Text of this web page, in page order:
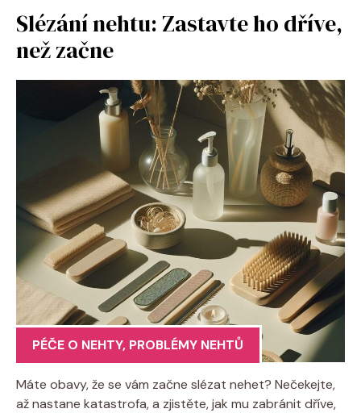
Slézání nehtu: Zastavte ho dříve,
než začne
PÉČE O NEHTY, PROBLÉMY NEHTŮ
Máte obavy, že se vám začne slézat nehet? Nečekejte,
až nastane katastrofa, a zjistěte, jak mu zabránit dříve,